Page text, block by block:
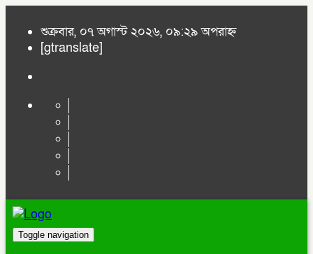
শুক্রবার, ০৭ অগাস্ট ২০২৬, ০৯:২৯ অপরাহ্ন
[gtranslate]
Toggle navigation